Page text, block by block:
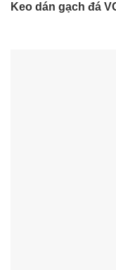
Keo dán gạch đá